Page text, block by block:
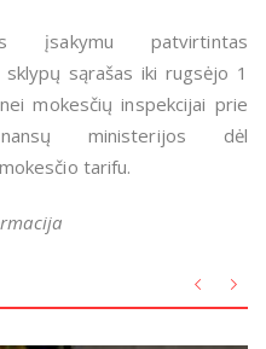
įsakymu patvirtintas
sąrašas iki rugsėjo 1
mokesčių inspekcijai prie
ministerijos dėl
tarifu.